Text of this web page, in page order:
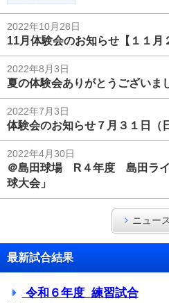
2022年10月28日
11月体験会のお知らせ【１１月
2022年8月3日
夏の体験会ありがとうございま
2022年7月3日
体験会のお知らせ７月３１日（
2022年4月30日
＠島田球場 R４年度 島田ライ
球大会」
ニュー
最新試合結果
令和６年度 練習試合